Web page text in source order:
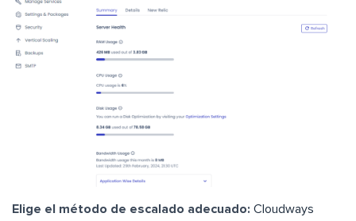
Elige el método de escalado adecuado: Cloudways